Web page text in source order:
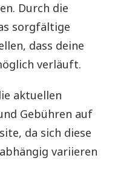
Durch die
sorgfältige
dass deine
verläuft.
aktuellen
Gebühren auf
da sich diese
variieren